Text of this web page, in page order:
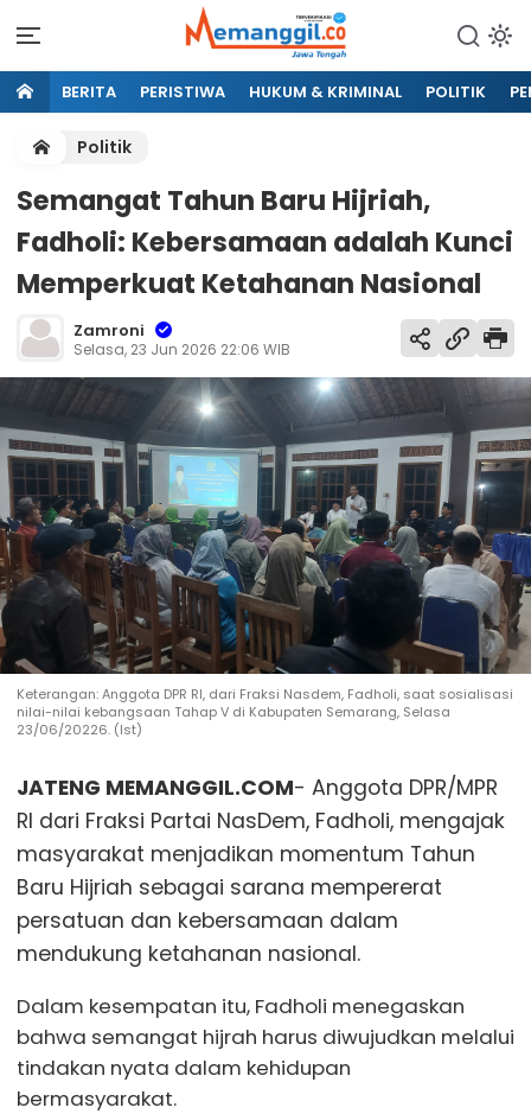
BERITA PERISTIWA HUKUM & KRIMINAL POLITIK
Politik
Semangat Tahun Baru Hijriah,
Fadholi: Kebersamaan adalah Kunci
Memperkuat Ketahanan Nasional
Zamroni
Selasa, 23 Jun 2026 22:06 WIB
Keterangan: Anggota DPR RI, dari Fraksi Nasdem, Fadholi, saat sosialisasi
nilai-nilai kebangsaan Tahap V di Kabupaten Semarang, Selasa
23/06/20226. (Ist)
JATENG MEMANGGIL.COM- Anggota DPR/MPR
RI dari Fraksi Partai NasDem, Fadholi, mengajak
masyarakat menjadikan momentum Tahun
Baru Hijriah sebagai sarana mempererat
persatuan dan kebersamaan dalam
mendukung ketahanan nasional.
Dalam kesempatan itu, Fadholi menegaskan
bahwa semangat hijrah harus diwujudkan melalui
tindakan nyata dalam kehidupan
bermasyarakat.